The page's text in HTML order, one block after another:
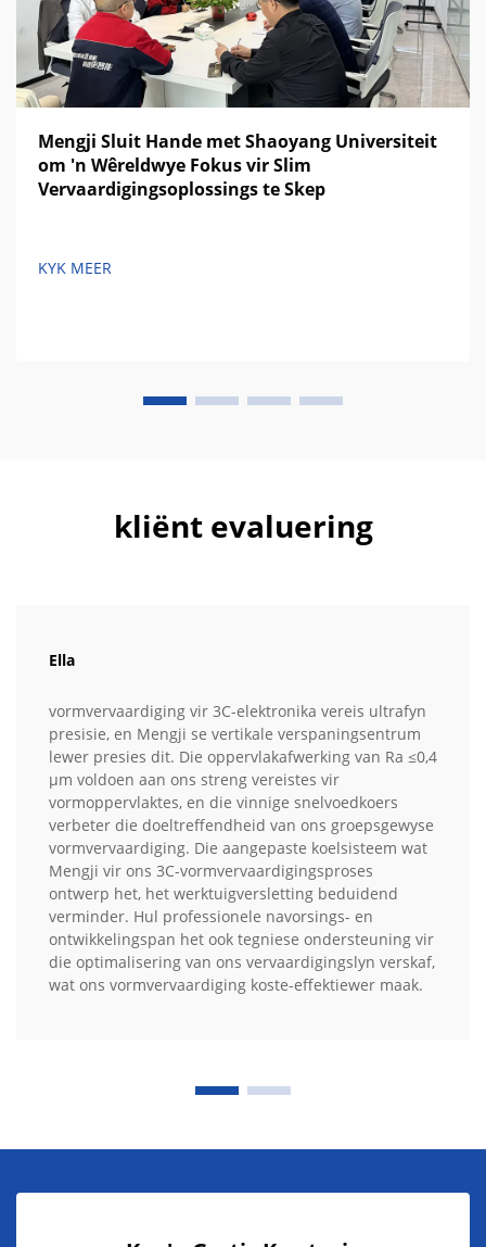
Mengji Sluit Hande met Shaoyang Universiteit
om 'n Wêreldwye Fokus vir Slim
Vervaardigingsoplossings te Skep
KYK MEER
kliënt evaluering
Ella
vormvervaardiging vir 3C-elektronika vereis ultrafyn
presisie, en Mengji se vertikale verspaningsentrum
lewer presies dit. Die oppervlakafwerking van Ra ≤0,4
µm voldoen aan ons streng vereistes vir
vormoppervlaktes, en die vinnige snelvoedkoers
verbeter die doeltreffendheid van ons groepsgewyse
vormvervaardiging. Die aangepaste koelsisteem wat
Mengji vir ons 3C-vormvervaardigingsproses
ontwerp het, het werktuigversletting beduidend
verminder. Hul professionele navorsings- en
ontwikkelingspan het ook tegniese ondersteuning vir
die optimalisering van ons vervaardigingslyn verskaf,
wat ons vormvervaardiging koste-effektiewer maak.